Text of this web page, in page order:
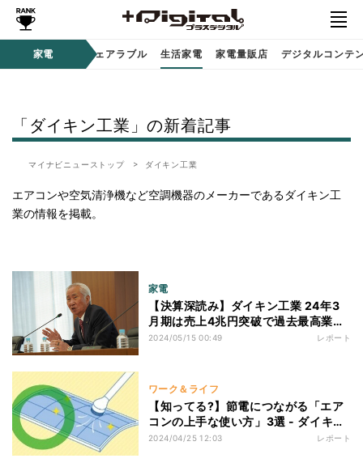
家電
ディオ 時計 / ウェアラブル 生活家電 家電量販店 デジタルコンテ
「ダイキン工業」の新着記事
マイナビニューストップ ダイキン工業
エアコンや空気清浄機など空調機器のメーカーであるダイキン工
業の情報を掲載。
家電
【決算深読み】ダイキン工業 24年3
月期は売上4兆円突破で過去最高業
績、創業100周年に描く成長戦略
2024/05/15 00:49 レポート
ワーク＆ライフ
【知ってる?】節電につながる「エア
コンの上手な使い方」3選 - ダイキン
が発表
2024/04/25 12:03 レポート